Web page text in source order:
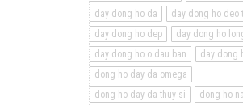
day dong ho da
day dong ho deo
day dong ho dep
day dong ho
day dong ho o dau ban
day dong
dong ho day da omega
dong ho day da thuy si
dong ho